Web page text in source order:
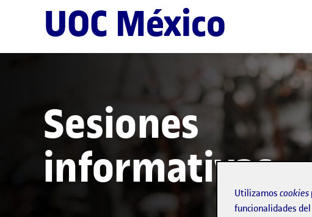
UOC México
Sesiones
informativas
Utilizamos cookies
funcionalidades